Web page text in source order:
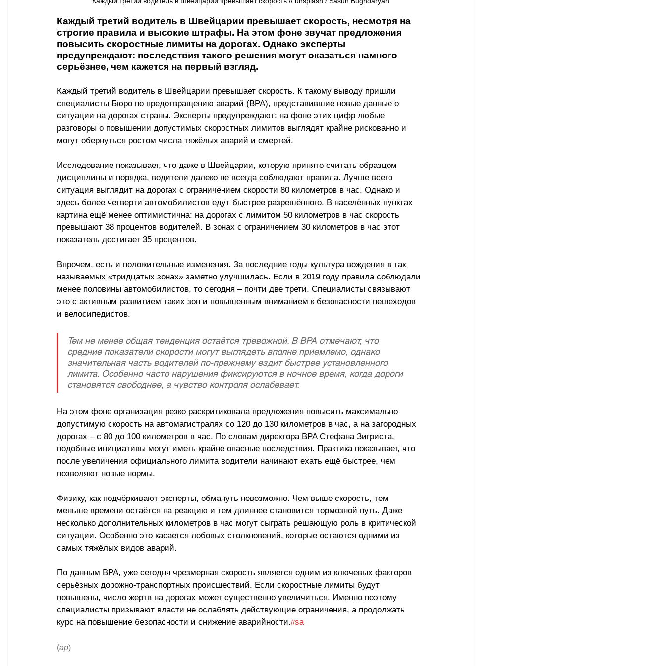
Каждый третий водитель в Швейцарии превышает скорость, несмотря на
строгие правила и высокие штрафы. На этом фоне звучат предложения
повысить скоростные лимиты на дорогах. Однако эксперты
предупреждают: последствия такого решения могут оказаться намного
серьёзнее, чем кажется на первый взгляд.
Каждый третий водитель в Швейцарии превышает скорость. К такому выводу пришли
специалисты Бюро по предотвращению аварий (BPA), представившие новые данные о
ситуации на дорогах страны. Эксперты предупреждают: на фоне этих цифр любые
разговоры о повышении допустимых скоростных лимитов выглядят крайне рискованно и
могут обернуться ростом числа тяжёлых аварий и смертей.
Исследование показывает, что даже в Швейцарии, которую принято считать образцом
дисциплины и порядка, водители далеко не всегда соблюдают правила. Лучше всего
ситуация выглядит на дорогах с ограничением скорости 80 километров в час. Однако и
здесь более четверти автомобилистов едут быстрее разрешённого. В населённых пунктах
картина ещё менее оптимистична: на дорогах с лимитом 50 километров в час скорость
превышают 38 процентов водителей. В зонах с ограничением 30 километров в час этот
показатель достигает 35 процентов.
Впрочем, есть и положительные изменения. За последние годы культура вождения в так
называемых «тридцатых зонах» заметно улучшилась. Если в 2019 году правила соблюдали
менее половины автомобилистов, то сегодня – почти две трети. Специалисты связывают
это с активным развитием таких зон и повышенным вниманием к безопасности пешеходов
и велосипедистов.
Тем не менее общая тенденция остаётся тревожной. В BPA отмечают, что
средние показатели скорости могут выглядеть вполне приемлемо, однако
значительная часть водителей по-прежнему ездит быстрее установленного
лимита. Особенно часто нарушения фиксируются в ночное время, когда дороги
становятся свободнее, а чувство контроля ослабевает.
На этом фоне организация резко раскритиковала предложения повысить максимально
допустимую скорость на автомагистралях со 120 до 130 километров в час, а на загородных
дорогах – с 80 до 100 километров в час. По словам директора BPA Стефана Зигриста,
подобные инициативы могут иметь крайне опасные последствия. Практика показывает, что
после увеличения официального лимита водители начинают ехать ещё быстрее, чем
позволяют новые нормы.
Физику, как подчёркивают эксперты, обмануть невозможно. Чем выше скорость, тем
меньше времени остаётся на реакцию и тем длиннее становится тормозной путь. Даже
несколько дополнительных километров в час могут сыграть решающую роль в критической
ситуации. Особенно это касается лобовых столкновений, которые остаются одними из
самых тяжёлых видов аварий.
По данным BPA, уже сегодня чрезмерная скорость является одним из ключевых факторов
серьёзных дорожно-транспортных происшествий. Если скоростные лимиты будут
повышены, число жертв на дорогах может существенно увеличиться. Именно поэтому
специалисты призывают власти не ослаблять действующие ограничения, а продолжать
курс на повышение безопасности и снижение аварийности.//sa
(ар)